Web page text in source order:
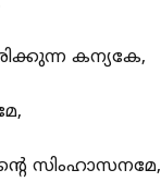
കന്യകേ,
സിംഹാസനമേ,